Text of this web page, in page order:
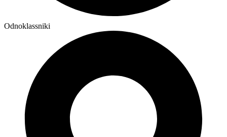
Odnoklassniki